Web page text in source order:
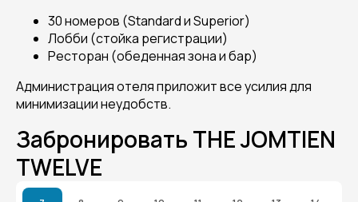
30 номеров (Standard и Superior)
Лобби (стойка регистрации)
Ресторан (обеденная зона и бар)
Администрация отеля приложит все усилия для
минимизации неудобств.
Забронировать THE JOMTIEN
TWELVE